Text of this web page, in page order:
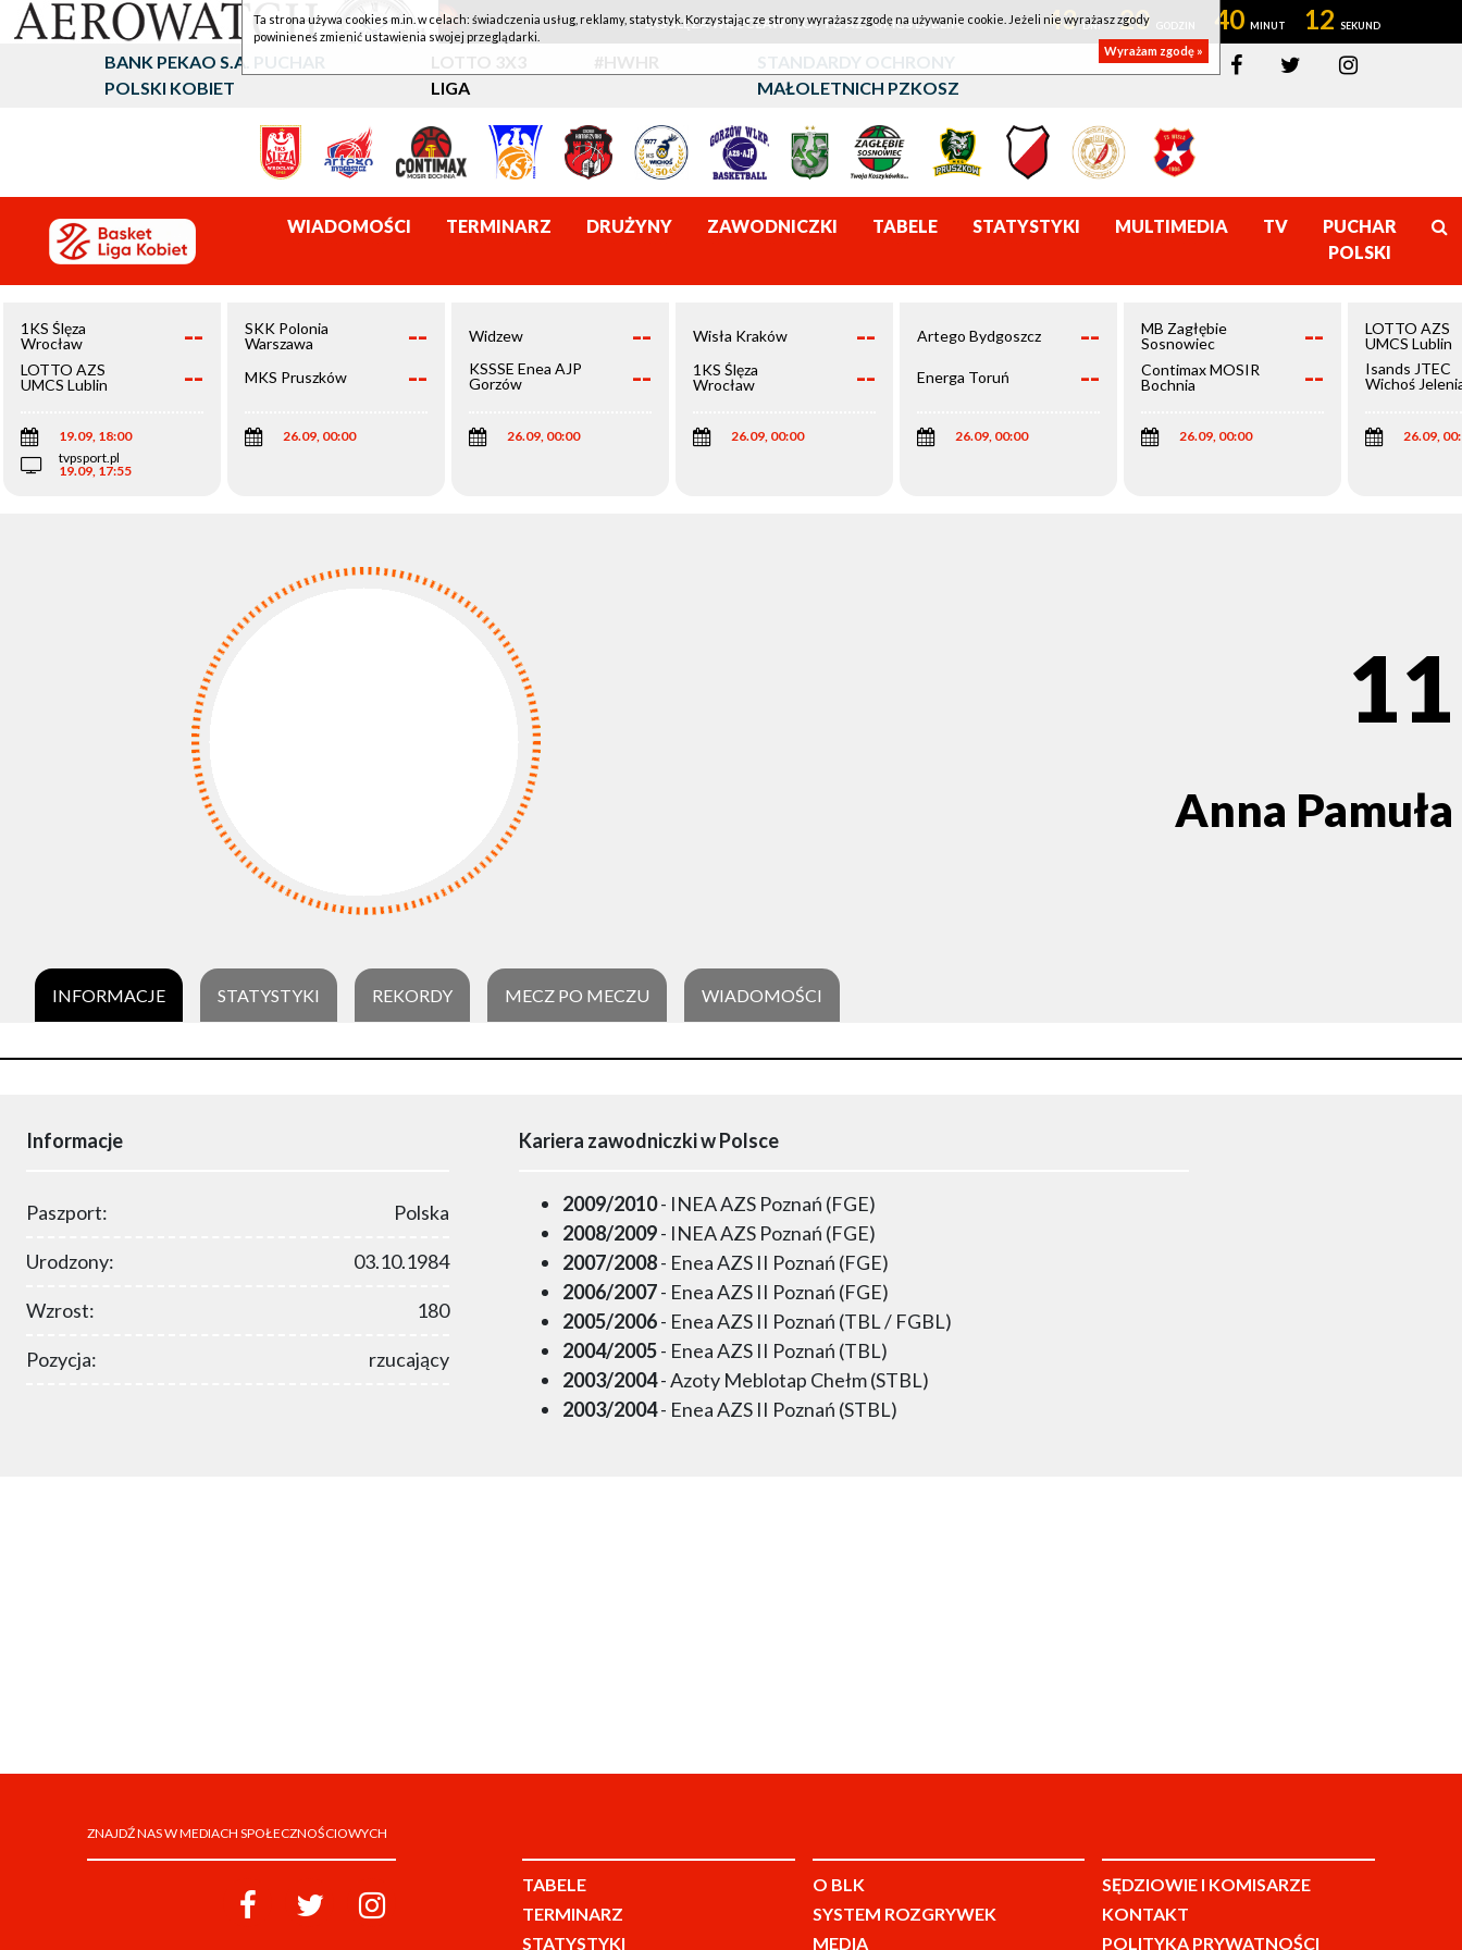
1KS ŚLĘZA WROCŁAW - LOTTO AZS UMCS LUBLIN 43 20 40 12
BANK PEKAO S.A. PUCHAR
POLSKI KOBIET
LOTTO 3X3
LIGA
#HWHR
STANDARDY OCHRONY
MAŁOLETNICH PZKOSZ
WIADOMOŚCI TERMINARZ DRUŻYNY ZAWODNICZKI TABELE STATYSTYKI MULTIMEDIA TV
PUCHAR
POLSKI
1KS Ślęza
Wrocław
--
LOTTO AZS
UMCS Lublin
--
19.09, 18:00
tvpsport.pl
19.09, 17:55
SKK Polonia
Warszawa
--
MKS Pruszków --
26.09, 00:00
Widzew --
KSSSE Enea AJP
Gorzów
--
26.09, 00:00
Wisła Kraków --
1KS Ślęza
Wrocław
--
26.09, 00:00
Artego Bydgoszcz --
Energa Toruń --
26.09, 00:00
MB Zagłębie
Sosnowiec
--
Contimax MOSIR
Bochnia
--
26.09, 00:00
LOTTO AZS
UMCS Lublin
Isands JTEC
Wichoś
26.09,
11
Anna Pamuła
INFORMACJE STATYSTYKI REKORDY MECZ PO MECZU WIADOMOŚCI
Informacje
Paszport: Polska
Urodzony: 03.10.1984
Wzrost: 180
Pozycja: rzucający
Kariera zawodniczki w Polsce
2009/2010- INEA AZS Poznań (FGE)
2008/2009- INEA AZS Poznań (FGE)
2007/2008- Enea AZS II Poznań (FGE)
2006/2007- Enea AZS II Poznań (FGE)
2005/2006- Enea AZS II Poznań (TBL / FGBL)
2004/2005- Enea AZS II Poznań (TBL)
2003/2004- Azoty Meblotap Chełm (STBL)
2003/2004- Enea AZS II Poznań (STBL)
ZNAJDŹ NAS W MEDIACH SPOŁECZNOŚCIOWYCH
TABELE
TERMINARZ
STATYSTYKI
O BLK
SYSTEM ROZGRYWEK
MEDIA
SĘDZIOWIE I KOMISARZE
KONTAKT
POLITYKA PRYWATNOŚCI
Ta strona używa cookies m.in. w celach: świadczenia usług, reklamy, statystyk. Korzystając ze strony wyrażasz zgodę na używanie cookie. Jeżeli nie wyrażasz zgody
powinieneś zmienić ustawienia swojej przeglądarki.
Wyrażam zgodę »